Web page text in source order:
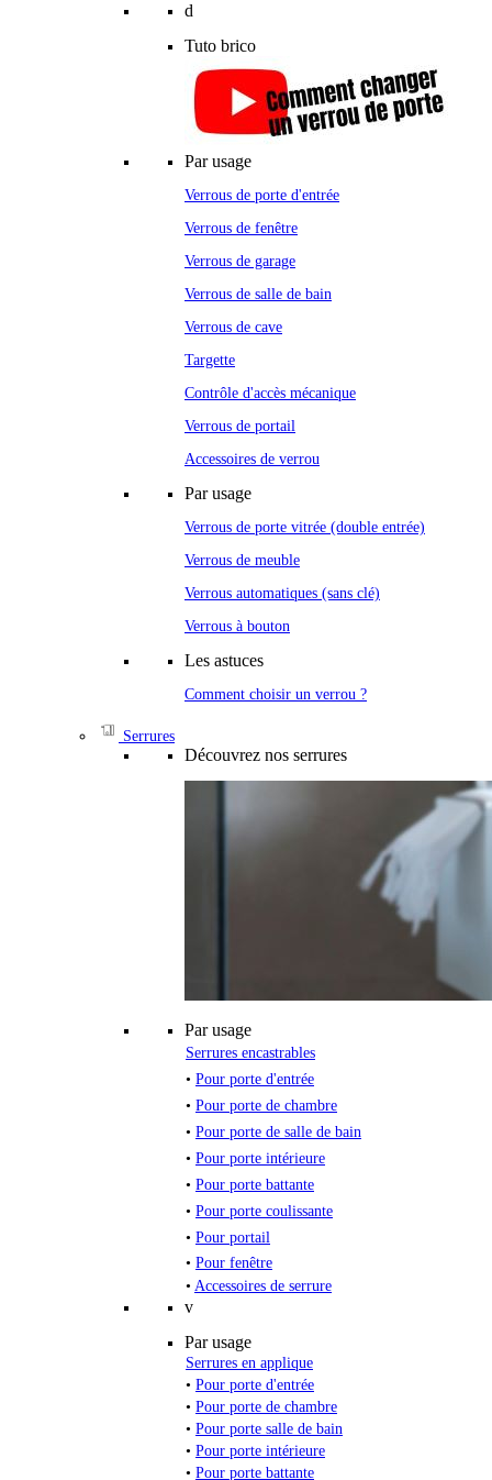
d
Tuto brico
Par usage
Verrous de porte d'entrée
Verrous de fenêtre
Verrous de garage
Verrous de salle de bain
Verrous de cave
Targette
Contrôle d'accès mécanique
Verrous de portail
Accessoires de verrou
Par usage
Verrous de porte vitrée (double entrée)
Verrous de meuble
Verrous automatiques (sans clé)
Verrous à bouton
Les astuces
Comment choisir un verrou ?
Serrures
Découvrez nos serrures
Par usage
Serrures encastrables
• Pour porte d'entrée
• Pour porte de chambre
• Pour porte de salle de bain
• Pour porte intérieure
• Pour porte battante
• Pour porte coulissante
• Pour portail
• Pour fenêtre
• Accessoires de serrure
v
Par usage
Serrures en applique
• Pour porte d'entrée
• Pour porte de chambre
• Pour porte salle de bain
• Pour porte intérieure
• Pour porte battante